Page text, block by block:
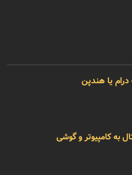
یا هندپن
به کامپیوتر و گوشی